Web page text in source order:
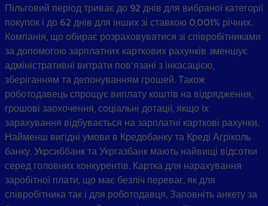
Пільговий період триває до 92 днів для вибраної категорії
покупок і до 62 днів для інших зі ставкою 0,001% річних.
Компанія, що обирає розраховуватися зі співробітниками
за допомогою зарплатних карткових рахунків зменшує
адміністративні витрати пов’язані з інкасацією,
зберіганням та депонуванням грошей. Також
роботодавець спрощує виплату коштів на відрядження,
грошові заохочення, соціальні дотації, якщо їх
зарахування відбувається на зарплатні карткові рахунки.
Найменш вигідні умови в Кредобанку та Креді Агріколь
банку. Укрсиббанк та Укргазбанк мають найвищі відсотки
серед головних конкурентів. Картка для нарахування
заробітної плати, що має безліч переваг, як для
співробітника так і для роботодавця. Заповніть анкету за